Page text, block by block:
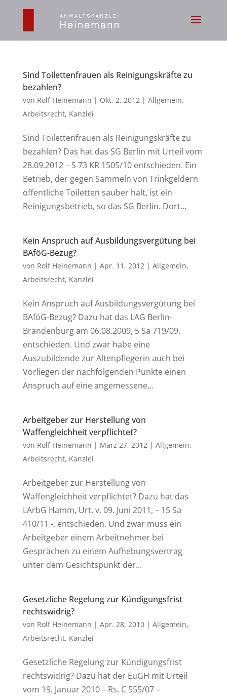
Sind Toilettenfrauen als Reinigungskräfte zu
bezahlen?
von Rolf Heinemann | Okt. 2, 2012| Allgemein,
Arbeitsrecht, Kanzlei
Sind Toilettenfrauen als Reinigungskräfte zu
bezahlen? Das hat das SG Berlin mit Urteil vom
28.09.2012 – S 73 KR 1505/10 entschieden. Ein
Betrieb, der gegen Sammeln von Trinkgeldern
öffentliche Toiletten sauber hält, ist ein
Reinigungsbetrieb, so das SG Berlin. Dort...
Kein Anspruch auf Ausbildungsvergütung bei
BAföG-Bezug?
von Rolf Heinemann | Apr. 11, 2012| Allgemein,
Arbeitsrecht, Kanzlei
Kein Anspruch auf Ausbildungsvergütung bei
BAföG-Bezug? Dazu hat das LAG Berlin-
Brandenburg am 06.08.2009, 5 Sa 719/09,
entschieden. Und zwar habe eine
Auszubildende zur Altenpflegerin auch bei
Vorliegen der nachfolgenden Punkte einen
Anspruch auf eine angemessene...
Arbeitgeber zur Herstellung von
Waffengleichheit verpflichtet?
von Rolf Heinemann | März 27, 2012| Allgemein,
Arbeitsrecht, Kanzlei
Arbeitgeber zur Herstellung von
Waffengleichheit verpflichtet? Dazu hat das
LArbG Hamm, Urt. v. 09. Juni 2011, – 15 Sa
410/11 -, entschieden. Und zwar muss ein
Arbeitgeber einem Arbeitnehmer bei
Gesprächen zu einem Aufhebungsvertrag
unter dem Gesichtspunkt der...
Gesetzliche Regelung zur Kündigungsfrist
rechtswidrig?
von Rolf Heinemann | Apr. 28, 2010| Allgemein,
Arbeitsrecht, Kanzlei
Gesetzliche Regelung zur Kündigungsfrist
rechtswidrig? Dazu hat der EuGH mit Urteil
vom 19. Januar 2010 – Rs. C 555/07 –